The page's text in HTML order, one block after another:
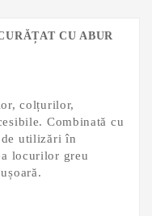
CU ABUR
colțurilor,
Combinată cu
de utilizări în
locurilor greu